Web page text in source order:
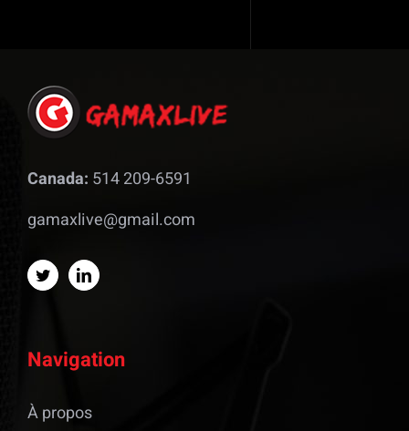
Canada: 514 209-6591
gamaxlive@gmail.com
Navigation
À propos